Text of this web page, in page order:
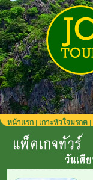
หน้าแรก | เกาะหัวใจมรกต |